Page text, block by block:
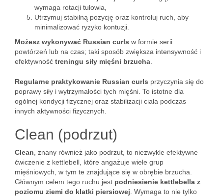
wymaga rotacji tułowia,
Utrzymuj stabilną pozycję oraz kontroluj ruch, aby
minimalizować ryzyko kontuzji.
Możesz wykonywać Russian curls w formie serii
powtórzeń lub na czas; taki sposób zwiększa intensywność i
efektywność treningu siły mięśni brzucha
Regularne praktykowanie Russian curls przyczynia się do
poprawy siły i wytrzymałości tych mięśni. To istotne dla
ogólnej kondycji fizycznej oraz stabilizacji ciała podczas
innych aktywności fizycznych.
Clean (podrzut)
Clean , znany również jako podrzut, to niezwykle efektywne
ćwiczenie z kettlebell, które angażuje wiele grup
mięśniowych, w tym te znajdujące się w obrębie brzucha.
Głównym celem tego ruchu jest podniesienie kettlebella z
poziomu ziemi do klatki piersiowej . Wymaga to nie tylko